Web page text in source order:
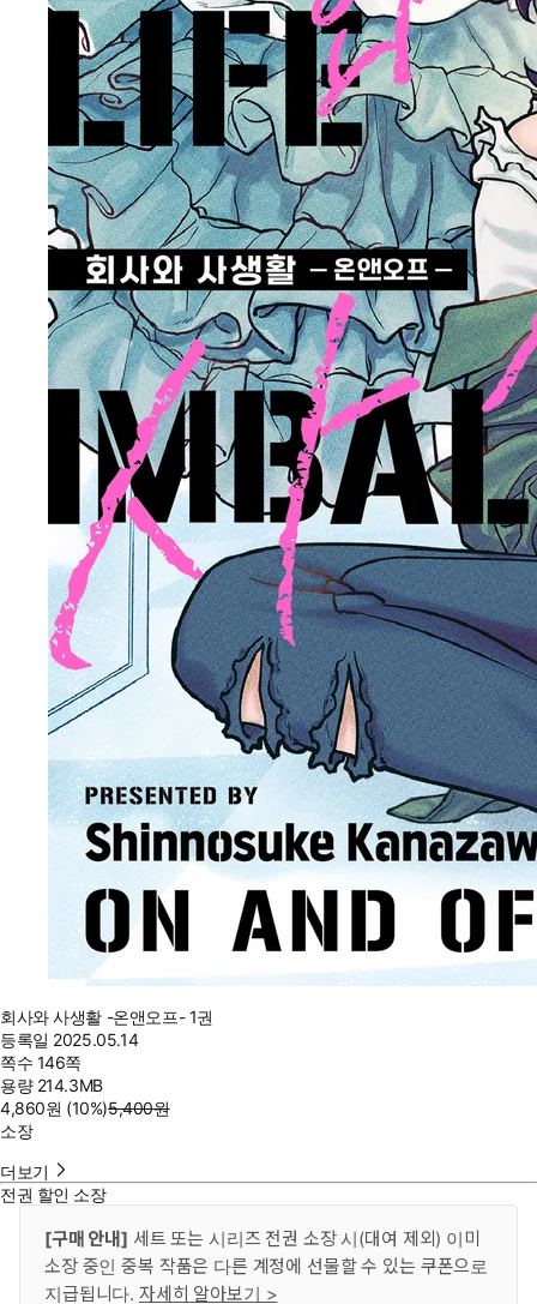
회사와 사생활 -온앤오프- 1권
등록일 2025.05.14
쪽수 146쪽
용량 214.3MB
4,860원 (10%)5,400원
소장
더보기
전권 할인 소장
[구매 안내] 세트 또는 시리즈 전권 소장 시(대여 제외) 이미
소장 중인 중복 작품은 다른 계정에 선물할 수 있는 쿠폰으로
지급됩니다. 자세히 알아보기 >